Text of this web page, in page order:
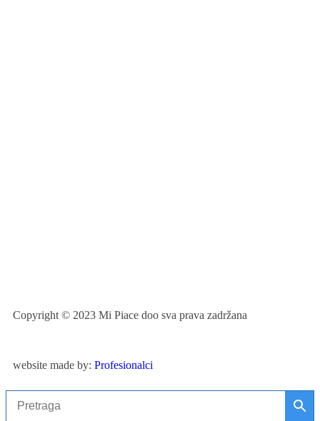
Copyright © 2023 Mi Piace doo sva prava zadržana
website made by: Profesionalci